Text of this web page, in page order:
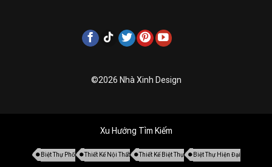
©2026 Nhà Xinh Design
Xu Hướng Tìm Kiếm
Biệt Thự Phố Thiết Kế Nội Thất Thiết Kế Biệt Thự Biệt Thự Hiện Đại